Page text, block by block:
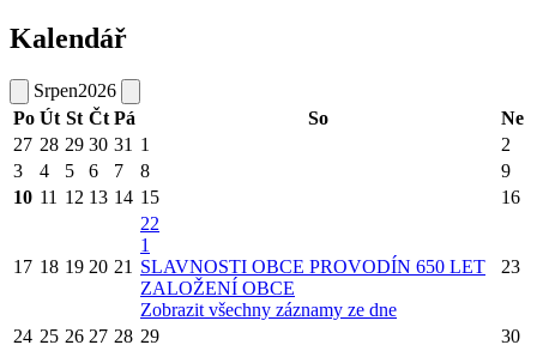
Kalendář
Srpen2026
Po Út St Čt Pá So
Ne
27 28 29 30 31 1
2
3
4 5 6 7 8
9
10 11 12 13 14 15 16
17 18 19 20 21
22
1
SLAVNOSTI OBCE PROVODÍN 650 LET
ZALOŽENÍ OBCE
Zobrazit všechny záznamy ze dne
23
24 25 26 27 28 29
30